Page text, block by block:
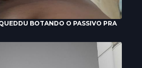
BOTANDO O PASSIVO PRA